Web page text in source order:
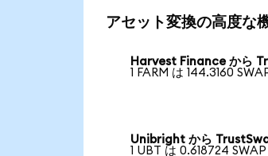
アセット変換の高度な
Harvest Finance から
1 FARM は 144.3160
Unibright から
1 UBT は 0.618724